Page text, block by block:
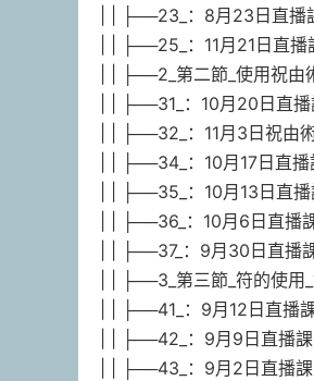
| | ├──23_：8月23日直播
| | ├──25_：11月21日直播
| | ├──2_第二節_使用祝
| | ├──31_：10月20日直
| | ├──32_：11月3日祝由
| | ├──34_：10月17日直
| | ├──35_：10月13日直
| | ├──36_：10月6日直播
| | ├──37_：9月30日直播
| | ├──3_第三節_符的使
| | ├──41_：9月12日直播
| | ├──42_：9月9日直播
| | ├──43_：9月2日直播